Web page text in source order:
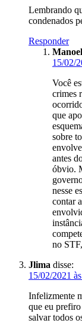
Lembrando
condenados
Responder
15/02/
Você
crimes
que
sobre
antes
óbvio.
nesse
contar
no
Jlima disse:
15/02/2021
Infelizmente
que eu
salvar todos